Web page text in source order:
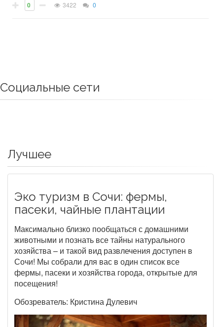
0 3422 0
Социальные сети
Лучшее
Эко туризм в Сочи: фермы,
пасеки, чайные плантации
Максимально близко пообщаться с домашними
животными и познать все тайны натурального
хозяйства – и такой вид развлечения доступен в
Сочи! Мы собрали для вас в один список все
фермы, пасеки и хозяйства города, открытые для
посещения!
Обозреватель: Кристина Дулевич